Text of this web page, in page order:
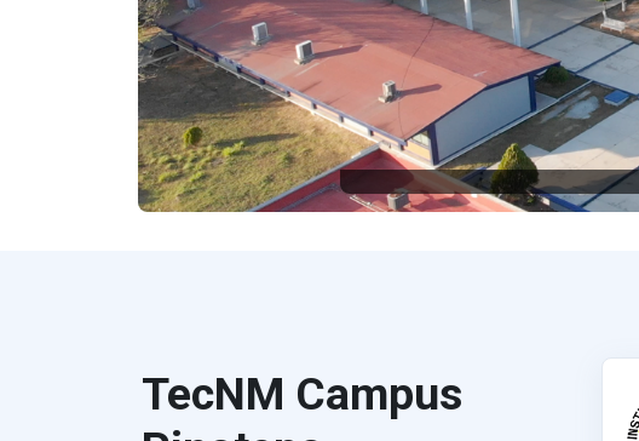
TecNM Campus